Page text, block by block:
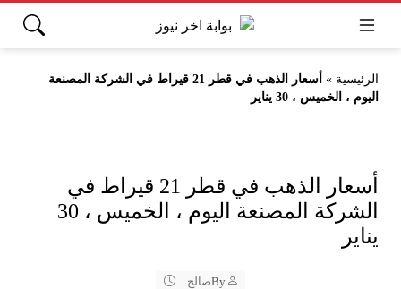
الرئيسية »
أسعار الذهب في قطر 21 قيراط في الشركة المصنعة
اليوم ، الخميس ، 30 يناير
أسعار الذهب في قطر 21 قيراط في
الشركة المصنعة اليوم ، الخميس ، 30
يناير
Byصالح